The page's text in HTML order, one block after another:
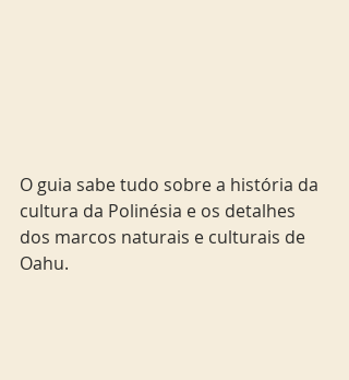
O guia sabe tudo sobre a história da
cultura da Polinésia e os detalhes
dos marcos naturais e culturais de
Oahu.